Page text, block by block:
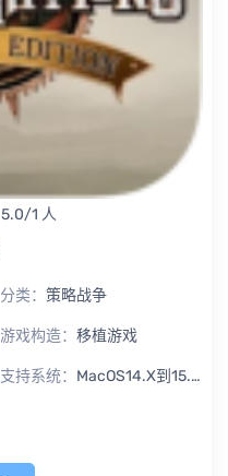
5.0/1 人
分类： 策略战争
游戏构造： 移植游戏
支持系统： MacOS14.X到15.X Sequoia